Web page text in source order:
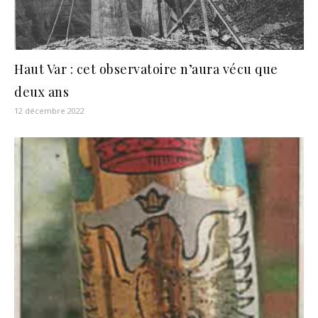
Haut Var : cet observatoire n’aura vécu que
deux ans
12 décembre 2022